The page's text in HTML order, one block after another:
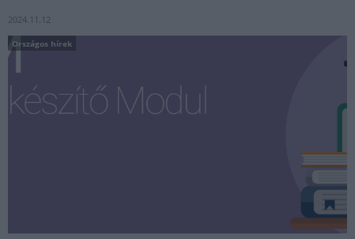
2024.11.12
Országos hírek